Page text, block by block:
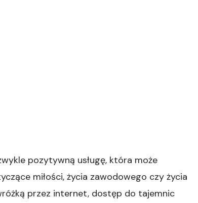
pozytywną usługę, która może
miłości, życia zawodowego czy życia
przez internet, dostęp do tajemnic